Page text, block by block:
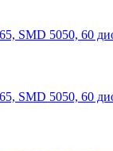
SMD 5050, 60
SMD 5050, 60